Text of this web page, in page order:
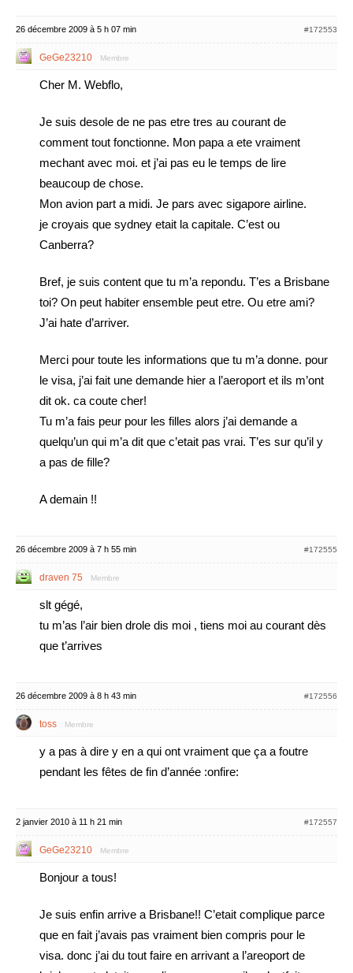
26 décembre 2009 à 5 h 07 min #172553
GeGe23210 Membre
Cher M. Webflo,
Je suis desole de ne pas etre tres au courant de
comment tout fonctionne. Mon papa a ete vraiment
mechant avec moi. et j’ai pas eu le temps de lire
beaucoup de chose.
Mon avion part a midi. Je pars avec sigapore airline.
je croyais que sydney etait la capitale. C’est ou
Canberra?
Bref, je suis content que tu m’a repondu. T’es a Brisbane
toi? On peut habiter ensemble peut etre. Ou etre ami?
J’ai hate d’arriver.
Merci pour toute les informations que tu m’a donne. pour
le visa, j’ai fait une demande hier a l’aeroport et ils m’ont
dit ok. ca coute cher!
Tu m’a fais peur pour les filles alors j’ai demande a
quelqu’un qui m’a dit que c’etait pas vrai. T’es sur qu’il y
a pas de fille?
A demain !!
26 décembre 2009 à 7 h 55 min #172555
draven 75 Membre
slt gégé,
tu m’as l’air bien drole dis moi , tiens moi au courant dès
que t’arrives
26 décembre 2009 à 8 h 43 min #172556
toss Membre
y a pas à dire y en a qui ont vraiment que ça a foutre
pendant les fêtes de fin d’année :onfire:
2 janvier 2010 à 11 h 21 min #172557
GeGe23210 Membre
Bonjour a tous!
Je suis enfin arrive a Brisbane!! C’etait complique parce
que en fait j’avais pas vraiment bien compris pour le
visa. donc j’ai du tout faire en arrivant a l’areoport de